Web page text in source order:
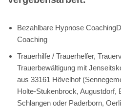
Bezahlbare Hypnose
Coaching
Trauerhilfe / Trauerhelfer,
Trauerbewältigung mit
aus 33161 Hövelhof
Holte-Stukenbrock, Augustdorf,
Schlangen oder Paderborn,